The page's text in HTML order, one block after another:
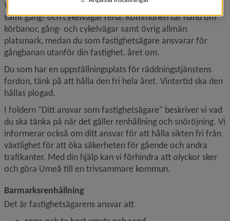
Vi har alla har ett gemensamt ansvar för att hålla gator
samt gång- och cykelvägar rena. Kommunen tar hand om
körbanor, gång- och cykelvägar samt övrig allmän
platsmark, medan du som fastighetsägare ansvarar för
gångbanan utanför din fastighet, året om.
Du som har en uppställningsplats för räddningstjänstens
fordon, tänk på att hålla den fri hela året. Vintertid ska den
hållas plogad.
I foldern "Ditt ansvar som fastighetsägare" beskriver vi vad
du ska tänka på när det gäller renhållning och snöröjning. Vi
informerar också om ditt ansvar för att hålla sikten fri från
växtlighet för att öka säkerheten för gående och andra
trafikanter. Med din hjälp kan vi förhindra att olyckor sker
och göra Umeå till en trivsammare kommun.
Barmarksrenhållning
Det är fastighetsägarens ansvar att